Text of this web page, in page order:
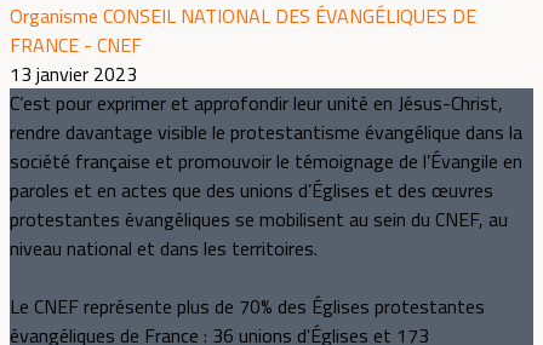
Organisme CONSEIL NATIONAL DES ÉVANGÉLIQUES DE
FRANCE - CNEF
13 janvier 2023
C’est pour exprimer et approfondir leur unité en Jésus-Christ,
rendre davantage visible le protestantisme évangélique dans la
société française et promouvoir le témoignage de l’Évangile en
paroles et en actes que des unions d’Églises et des œuvres
protestantes évangéliques se mobilisent au sein du CNEF, au
niveau national et dans les territoires.
Le CNEF représente plus de 70% des Églises protestantes
évangéliques de France : 36 unions d'Églises et 173